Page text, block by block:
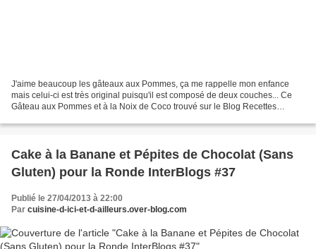
J'aime beaucoup les gâteaux aux Pommes, ça me rappelle mon enfance
mais celui-ci est très original puisqu'il est composé de deux couches... Ce
Gâteau aux Pommes et à la Noix de Coco trouvé sur le Blog Recettes
Cake à la Banane et Pépites de Chocolat (Sans
Gluten) pour la Ronde InterBlogs #37
Publié le 27/04/2013 à 22:00
Par cuisine-d-ici-et-d-ailleurs.over-blog.com